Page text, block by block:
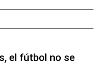
el fútbol no se